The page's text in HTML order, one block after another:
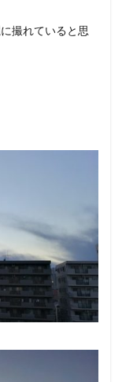
撮れていると思